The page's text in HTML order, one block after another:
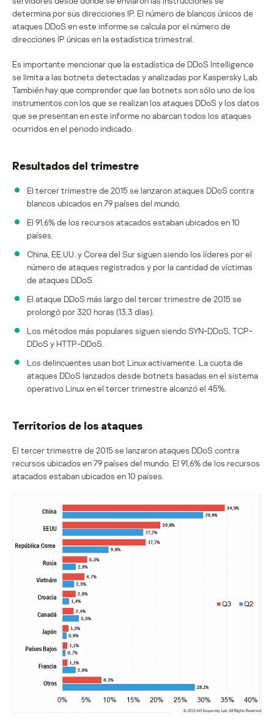
determina por sus direcciones IP. El número de blancos únicos de
ataques DDoS en este informe se calcula por el número de
direcciones IP únicas en la estadística trimestral.
Es importante mencionar que la estadística de DDoS Intelligence
se limita a las botnets detectadas y analizadas por Kaspersky Lab.
También hay que comprender que las botnets son sólo uno de los
instrumentos con los que se realizan los ataques DDoS y los datos
que se presentan en este informe no abarcan todos los ataques
ocurridos en el periodo indicado.
Resultados del trimestre
El tercer trimestre de 2015 se lanzaron ataques DDoS contra
blancos ubicados en 79 países del mundo.
El 91,6% de los recursos atacados estaban ubicados en 10
países.
China, EE.UU. y Corea del Sur siguen siendo los líderes por el
número de ataques registrados y por la cantidad de víctimas
de ataques DDoS.
El ataque DDoS más largo del tercer trimestre de 2015 se
prolongó por 320 horas (13,3 días).
Los métodos más populares siguen siendo SYN-DDoS, TCP-
DDoS y HTTP-DDoS.
Los delincuentes usan bot Linux activamente. La cuota de
ataques DDoS lanzados desde botnets basadas en el sistema
operativo Linux en el tercer trimestre alcanzó el 45%.
Territorios de los ataques
El tercer trimestre de 2015 se lanzaron ataques DDoS contra
recursos ubicados en 79 países del mundo. El 91,6% de los recursos
atacados estaban ubicados en 10 países.